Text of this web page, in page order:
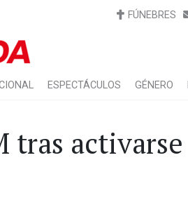
FÚNEBRES
ESPECTÁCULOS GÉNERO
tras